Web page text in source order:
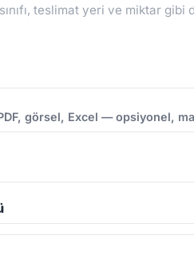
görsel, Excel — opsiyonel,